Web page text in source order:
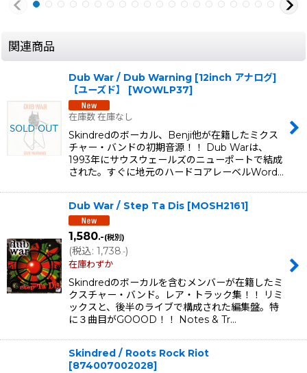
関連商品
Dub War / Dub Warning [12inch アナログ]
【ユーズド】
[WOWLP37]
在庫数 在庫なし
Skindredのボーカル、Benji他が在籍したミクス
チャー・バンドの初期音源！！ Dub Warは、
1993年にサウスウェールズのニューポートで結成
された。すぐに地元のハードコアレーベルWord…
Dub War / Step Ta Dis [MOSH2161]
1,580.-(税別)
(税込: 1,738.-)
在庫わずか
Skindredのボーカルを含むメンバーが在籍したミ
クスチャー・バンド。レア・トラック集！！ リミ
ックスと、後半のライブで構成された編集盤。特
に３曲目がGOOOD！！ Notes & Tr…
Skindred / Roots Rock Riot
[874007002028]